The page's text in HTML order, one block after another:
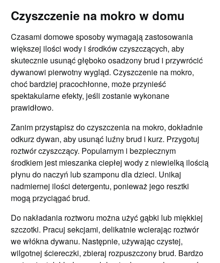
Czyszczenie na mokro w domu
Czasami domowe sposoby wymagają zastosowania
większej ilości wody i środków czyszczących, aby
skutecznie usunąć głęboko osadzony brud i przywrócić
dywanowi pierwotny wygląd. Czyszczenie na mokro,
choć bardziej pracochłonne, może przynieść
spektakularne efekty, jeśli zostanie wykonane
prawidłowo.
Zanim przystąpisz do czyszczenia na mokro, dokładnie
odkurz dywan, aby usunąć luźny brud i kurz. Przygotuj
roztwór czyszczący. Popularnym i bezpiecznym
środkiem jest mieszanka ciepłej wody z niewielką ilością
płynu do naczyń lub szamponu dla dzieci. Unikaj
nadmiernej ilości detergentu, ponieważ jego resztki
mogą przyciągać brud.
Do nakładania roztworu można użyć gąbki lub miękkiej
szczotki. Pracuj sekcjami, delikatnie wcierając roztwór
we włókna dywanu. Następnie, używając czystej,
wilgotnej ściereczki, zbieraj rozpuszczony brud. Bardzo